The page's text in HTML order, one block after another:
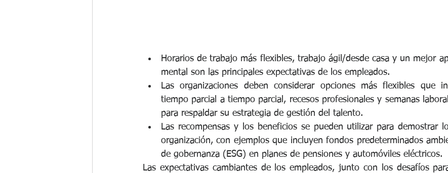
Horarios de trabajo más flexibles, trabajo ágil/desde casa y un mejor
mental son las principales expectativas de los empleados.
Las organizaciones deben considerar opciones más flexibles que
tiempo parcial a tiempo parcial, recesos profesionales y semanas
para respaldar su estrategia de gestión del talento.
Las recompensas y los beneficios se pueden utilizar para demostrar
organización, con ejemplos que incluyen fondos predeterminados
de gobernanza (ESG) en planes de pensiones y automóviles eléctricos.
Las expectativas cambiantes de los empleados, junto con los desafíos